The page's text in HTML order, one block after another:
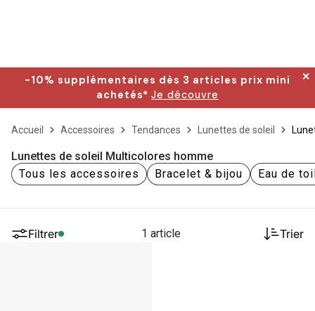
-10% supplémentaires dès 3 articles prix mini
achetés* Je découvre
✕
Accueil Accessoires Tendances Lunettes de soleil
Lunettes de soleil Multicolores homme
Tous les accessoires
Bracelet & bijou Eau de
Filtrer 1 article Trier